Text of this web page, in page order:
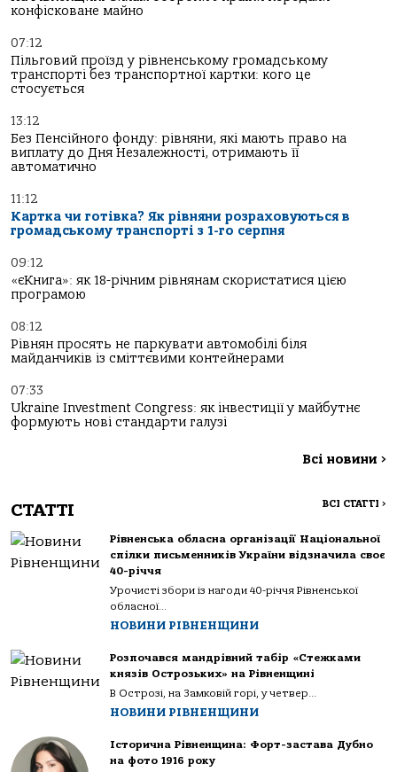
конфісковане майно
07:12
Пільговий проїзд у рівненському громадському
транспорті без транспортної картки: кого це
стосується
13:12
Без Пенсійного фонду: рівняни, які мають право на
виплату до Дня Незалежності, отримають її
автоматично
11:12
Картка чи готівка? Як рівняни розраховуються в
громадському транспорті з 1-го серпня
09:12
«єКнига»: як 18-річним рівнянам скористатися цією
програмою
08:12
Рівнян просять не паркувати автомобілі біля
майданчиків із сміттєвими контейнерами
07:33
Ukraine Investment Congress: як інвестиції у майбутнє
формують нові стандарти галузі
Всі новини >
СТАТТІ ВСІ СТАТТІ >
Рівненська обласна організації Національної
спілки письменників України відзначила своє
40-річчя
Урочисті збори із нагоди 40-річчя Рівненської
обласної...
НОВИНИ РІВНЕНЩИНИ
Розпочався мандрівний табір «Стежками
князів Острозьких» на Рівненщині
В Острозі, на Замковій горі, у четвер...
НОВИНИ РІВНЕНЩИНИ
Історична Рівненщина: Форт-застава Дубно
на фото 1916 року